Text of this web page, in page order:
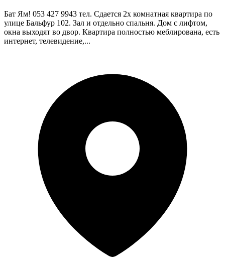
Бат Ям! 053 427 9943 тел. Сдается 2х комнатная квартира по
улице Бальфур 102. Зал и отдельно спальня. Дом с лифтом,
окна выходят во двор. Квартира полностью меблирована, есть
интернет, телевидение,...